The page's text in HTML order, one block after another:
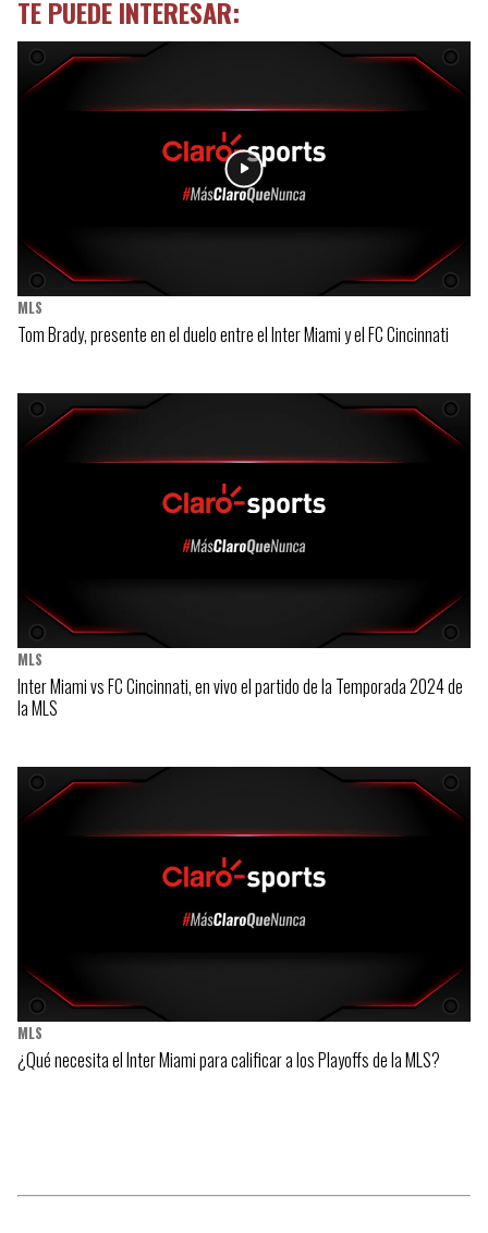
TE PUEDE INTERESAR:
MLS
Tom Brady, presente en el duelo entre el Inter Miami y el FC Cincinnati
MLS
Inter Miami vs FC Cincinnati, en vivo el partido de la Temporada 2024 de
la MLS
MLS
¿Qué necesita el Inter Miami para calificar a los Playoffs de la MLS?